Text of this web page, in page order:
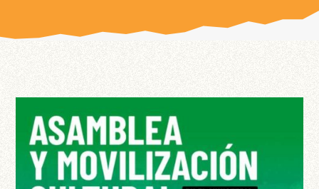
at
p
p
e
m
itt c
o
o
k
ai m
ti